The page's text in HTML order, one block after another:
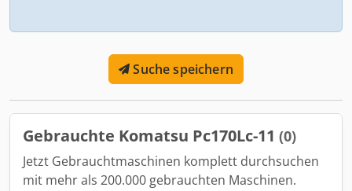
Suche speichern
Gebrauchte Komatsu Pc170Lc-11 (0)
Jetzt Gebrauchtmaschinen komplett durchsuchen
mit mehr als 200.000 gebrauchten Maschinen.